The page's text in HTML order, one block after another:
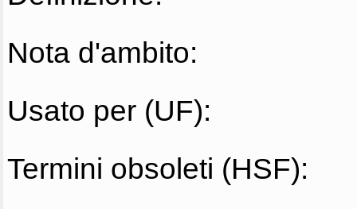
Nota d'ambito:
Usato per (UF):
Termini obsoleti (HSF):